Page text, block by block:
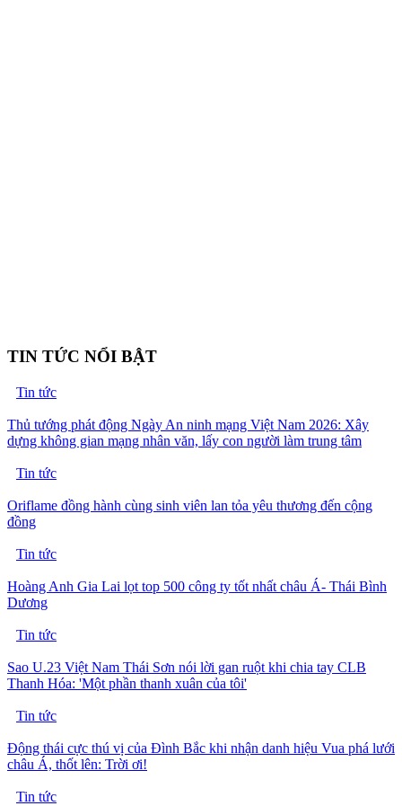
TIN TỨC NỔI BẬT
Tin tức
Thủ tướng phát động Ngày An ninh mạng Việt Nam 2026: Xây
dựng không gian mạng nhân văn, lấy con người làm trung tâm
Tin tức
Oriflame đồng hành cùng sinh viên lan tỏa yêu thương đến cộng
đồng
Tin tức
Hoàng Anh Gia Lai lọt top 500 công ty tốt nhất châu Á- Thái Bình
Dương
Tin tức
Sao U.23 Việt Nam Thái Sơn nói lời gan ruột khi chia tay CLB
Thanh Hóa: 'Một phần thanh xuân của tôi'
Tin tức
Động thái cực thú vị của Đình Bắc khi nhận danh hiệu Vua phá lưới
châu Á, thốt lên: Trời ơi!
Tin tức